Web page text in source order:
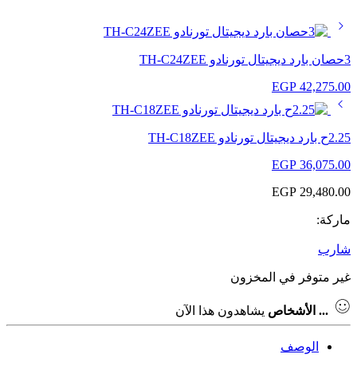
3حصان بارد ديجيتال تورنادو TH-C24ZEE
EGP 42,275.00
2.25ح بارد ديجيتال تورنادو TH-C18ZEE
EGP 36,075.00
EGP 29,480.00
ماركة:
شارب
غير متوفر في المخزون
... الأشخاص يشاهدون هذا الآن
الوصف